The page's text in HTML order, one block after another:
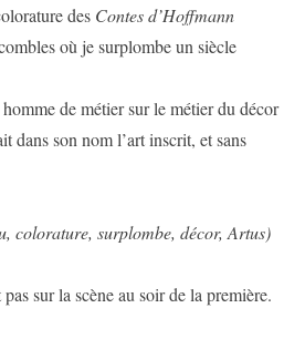
des Contes d’Hoffmann
où je surplombe un siècle
de métier sur le métier du décor
dans son nom l’art inscrit, et sans
colorature, surplombe, décor, Artus)
sur la scène au soir de la première.